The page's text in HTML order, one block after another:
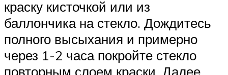
краску кисточкой или из
баллончика на стекло. Дождитесь
полного высыхания и примерно
через 1-2 часа покройте стекло
повторным слоем краски. Далее